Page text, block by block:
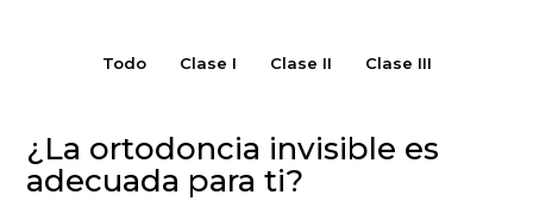
Todo Clase I Clase II Clase III
¿La ortodoncia invisible es
adecuada para ti?